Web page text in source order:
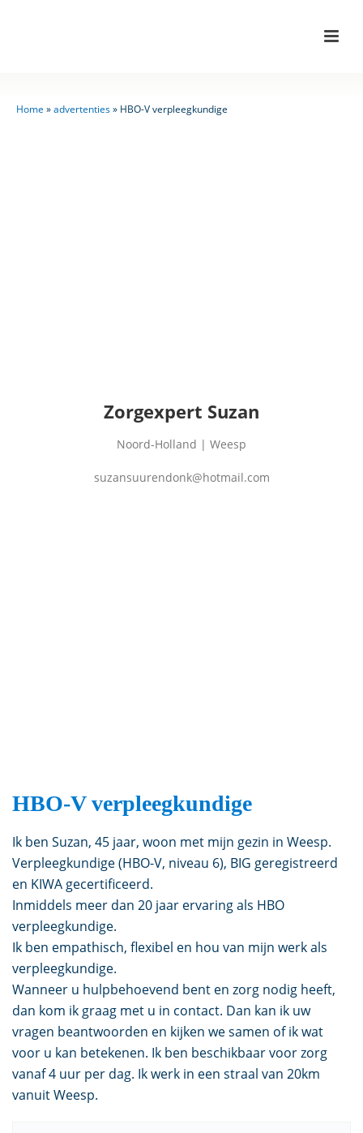
Home »advertenties» HBO-V verpleegkundige
Zorgexpert Suzan
Noord-Holland | Weesp
suzansuurendonk@hotmail.com
HBO-V verpleegkundige
Ik ben Suzan, 45 jaar, woon met mijn gezin in Weesp.
Verpleegkundige (HBO-V, niveau 6), BIG geregistreerd
en KIWA gecertificeerd.
Inmiddels meer dan 20 jaar ervaring als HBO
verpleegkundige.
Ik ben empathisch, flexibel en hou van mijn werk als
verpleegkundige.
Wanneer u hulpbehoevend bent en zorg nodig heeft,
dan kom ik graag met u in contact. Dan kan ik uw
vragen beantwoorden en kijken we samen of ik wat
voor u kan betekenen. Ik ben beschikbaar voor zorg
vanaf 4 uur per dag. Ik werk in een straal van 20km
vanuit Weesp.